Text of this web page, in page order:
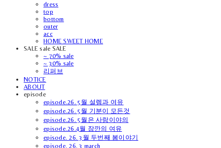
dress
top
bottom
outer
acc
HOME SWEET HOME
SALE sale SALE
~ 70% sale
~ 30% sale
리퍼브
NOTICE
ABOUT
episode
episode.26. 5월 설렘과 여유
episode.26. 5월 기분이 모든것
episode.26. 5월은 사랑이야의
episode.26.4월 잠깐의 여유
episode. 26. 3월 두번째 봄이야기
episode. 26. 3 march